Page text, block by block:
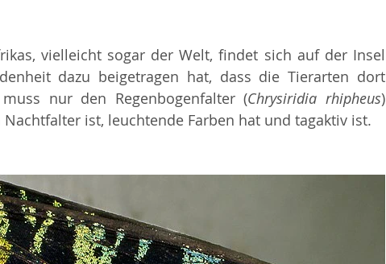
vielleicht sogar der Welt, findet sich auf der Insel
dazu beigetragen hat, dass die Tierarten dort
nur den Regenbogenfalter (Chrysiridia rhipheus)
ist, leuchtende Farben hat und tagaktiv ist.